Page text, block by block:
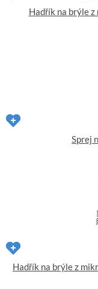
Hadřík na brýle
Sprej
Hadřík na brýle z